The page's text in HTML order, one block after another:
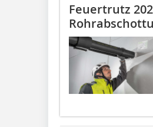
Feuertrutz